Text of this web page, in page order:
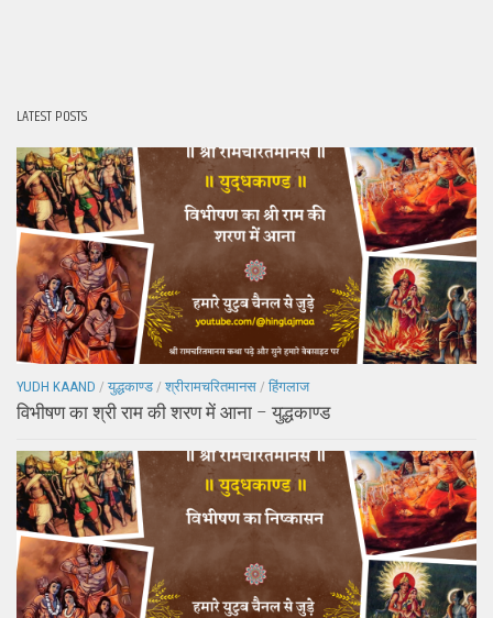
LATEST POSTS
YUDH KAAND / युद्धकाण्ड / श्रीरामचरितमानस / हिंगलाज
विभीषण का श्री राम की शरण में आना – युद्धकाण्ड